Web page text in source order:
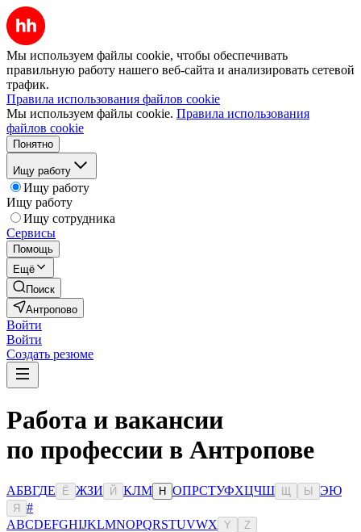
Мы используем файлы cookie, чтобы обеспечивать
правильную работу нашего веб-сайта и анализировать сетевой
трафик.
Правила использования файлов cookie
Мы используем файлы cookie. Правила использования
файлов cookie
Понятно
Ищу работу
Ищу работу
Ищу работу
Ищу сотрудника
Сервисы
Помощь
Ещё
Поиск
Антропово
Войти
Войти
Создать резюме
Работа и вакансии
по профессии в Антропове
АБВГДЕ Ё ЖЗИ Й КЛМ Н ОПРСТУФХЦЧШ Ы ЭЮ
Я
#
ABCDEFGHIJKLMNOPQRSTUVWX Y Z